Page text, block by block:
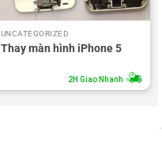
UNCATEGORIZED
Thay màn hình iPhone 5
2H Giao Nhanh